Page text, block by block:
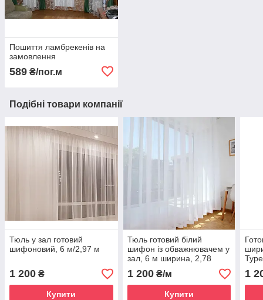
Пошиття ламбрекенів на
замовлення
589 ₴/пог.м
Подібні товари компанії
Тюль у зал готовий
шифоновий, 6 м/2,97 м
1 200 ₴
Купити
Тюль готовий білий
шифон із обважнювачем у
зал, 6 м ширина, 2,78
1 200₴/м
Купити
1